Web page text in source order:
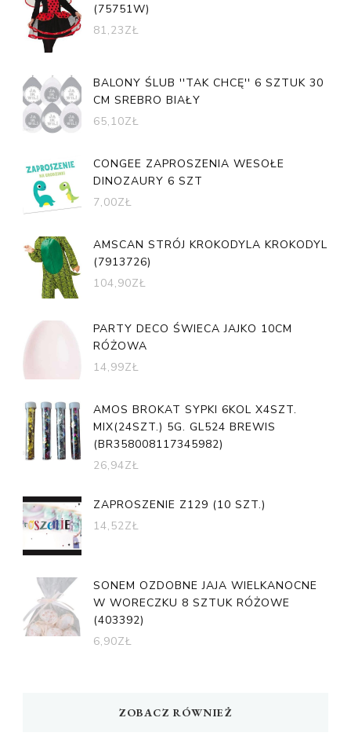
(75751W)
81,23ZŁ
BALONY ŚLUB ''TAK CHCĘ'' 6 SZTUK 30
CM SREBRO BIAŁY
65,10ZŁ
CONGEE ZAPROSZENIA WESOŁE
DINOZAURY 6 SZT
7,00ZŁ
AMSCAN STRÓJ KROKODYLA KROKODYL
(7913726)
104,90ZŁ
PARTY DECO ŚWIECA JAJKO 10CM
RÓŻOWA
14,99ZŁ
AMOS BROKAT SYPKI 6KOL X4SZT.
MIX(24SZT.) 5G. GL524 BREWIS
(BR358008117345982)
26,94ZŁ
ZAPROSZENIE Z129 (10 SZT.)
14,52ZŁ
SONEM OZDOBNE JAJA WIELKANOCNE
W WORECZKU 8 SZTUK RÓŻOWE
(403392)
6,90ZŁ
ZOBACZ RÓWNIEŻ